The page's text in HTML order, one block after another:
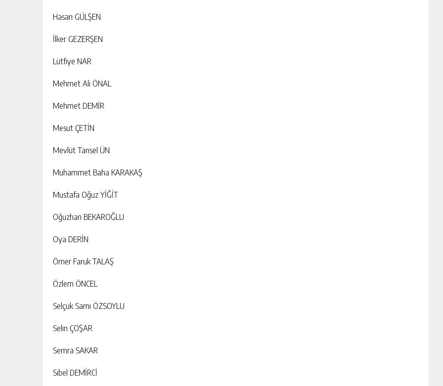
Hasan GÜLŞEN
İlker GEZERŞEN
Lütfiye NAR
Mehmet Ali ÖNAL
Mehmet DEMİR
Mesut ÇETİN
Mevlüt Tansel ÜN
Muhammet Baha KARAKAŞ
Mustafa Oğuz YİĞİT
Oğuzhan BEKAROĞLU
Oya DERİN
Ömer Faruk TALAŞ
Özlem ÖNCEL
Selçuk Sami ÖZSOYLU
Selin ÇOŞAR
Semra SAKAR
Sibel DEMİRCİ